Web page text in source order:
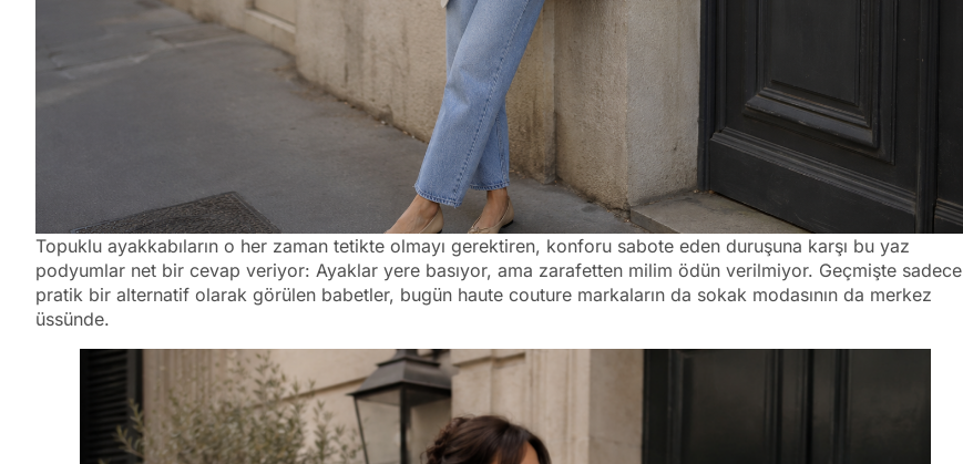
Topuklu ayakkabıların o her zaman tetikte olmayı gerektiren, konforu sabote eden duruşuna karşı bu yaz
podyumlar net bir cevap veriyor: Ayaklar yere basıyor, ama zarafetten milim ödün verilmiyor. Geçmişte sadece
pratik bir alternatif olarak görülen babetler, bugün haute couture markaların da sokak modasının da merkez
üssünde.